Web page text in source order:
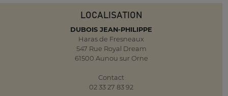
LOCALISATION
DUBOIS JEAN-PHILIPPE
Haras de Fresneaux
547 Rue Royal Dream
61500 Aunou sur Orne
Contact
02 33 27 83 92